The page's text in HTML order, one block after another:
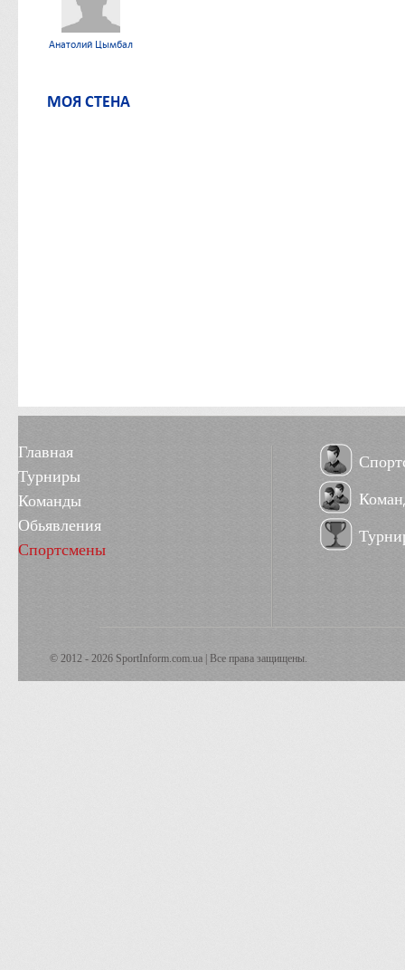
Анатолий Цымбал
МОЯ СТЕНА
Главная
Турниры
Команды
Обьявления
Спортсмены
© 2012 - 2026 SportInform.com.ua | Все права защищены.